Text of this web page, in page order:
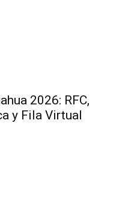
2026: RFC,
y Fila Virtual